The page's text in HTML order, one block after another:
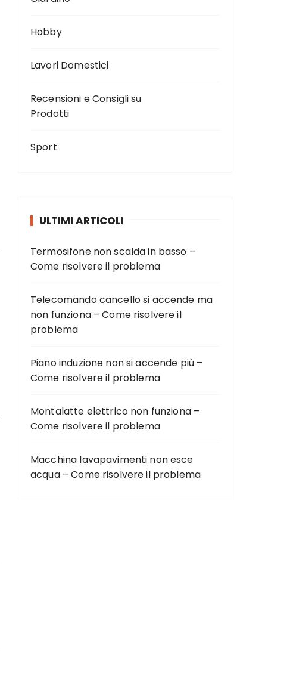
Hobby
Lavori Domestici
Recensioni e Consigli su
Prodotti
Sport
ULTIMI ARTICOLI
Termosifone non scalda in basso –
Come risolvere il problema
Telecomando cancello si accende ma
non funziona – Come risolvere il
problema
Piano induzione non si accende più –
Come risolvere il problema
Montalatte elettrico non funziona –
Come risolvere il problema
Macchina lavapavimenti non esce
acqua – Come risolvere il problema